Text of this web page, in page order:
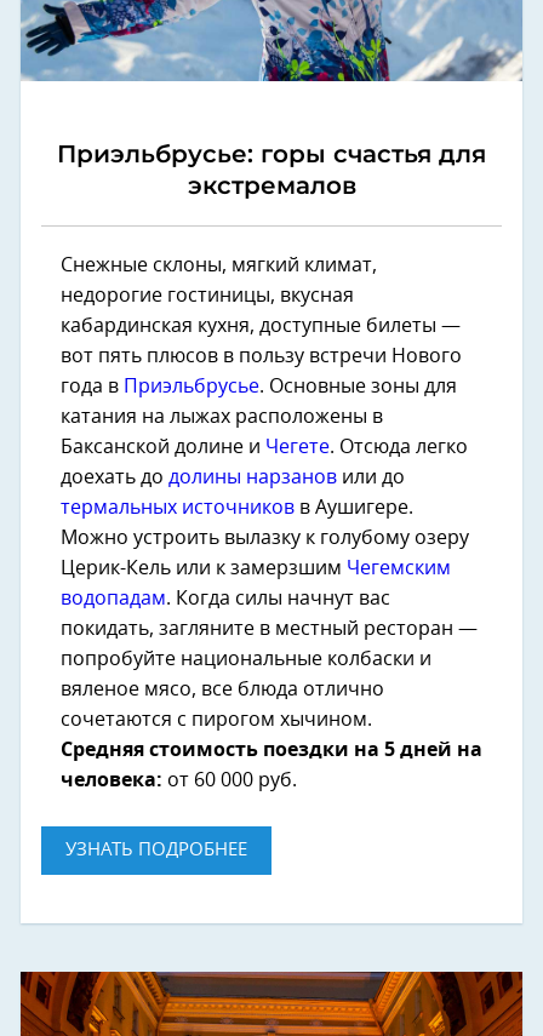
Приэльбрусье: горы счастья для
экстремалов
Снежные склоны, мягкий климат,
недорогие гостиницы, вкусная
кабардинская кухня, доступные билеты —
вот пять плюсов в пользу встречи Нового
года в
Приэльбрусье. Основные зоны для
катания на лыжах расположены в
Баксанской долине и Чегете. Отсюда легко
доехать до долины нарзанов или до
термальных источников в Аушигере.
Можно устроить вылазку к голубому озеру
Церик-Кель или к замерзшим Чегемским
водопадам. Когда силы начнут вас
покидать, загляните в местный ресторан —
попробуйте национальные колбаски и
вяленое мясо, все блюда отлично
сочетаются с пирогом хычином.
Средняя стоимость поездки на 5 дней на
человека: от 60 000 руб.
УЗНАТЬ ПОДРОБНЕЕ